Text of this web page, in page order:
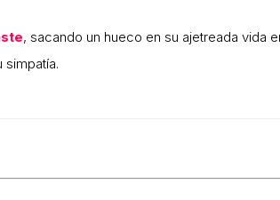
, sacando un hueco en su ajetreada vida
simpatía.